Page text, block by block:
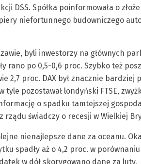
DSS. Spółka poinformowała o
niefortunnego budowniczego
byli inwestorzy na głównych
rano po 0,5-0,6 proc. Szybko też
2,7 proc. DAX był znacznie bardziej
tyle pozostawał londyński FTSE,
o spadku tamtejszej
świadczy o recesji w Wielkiej
nienajlepsze dane za oceanu.
spadły aż o 4,2 proc. w
w dół skorygowano dane za luty.